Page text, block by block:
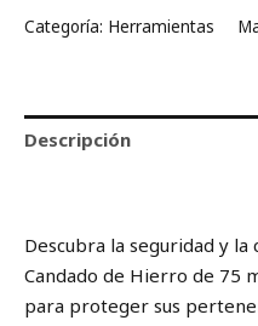
Categoría: Herramientas
Descripción
Descubra la seguridad y
Candado de Hierro de 75
para proteger sus